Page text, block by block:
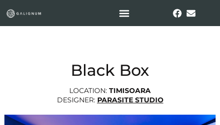
Black Box
LOCATION: TIMISOARA
DESIGNER: PARASITE STUDIO